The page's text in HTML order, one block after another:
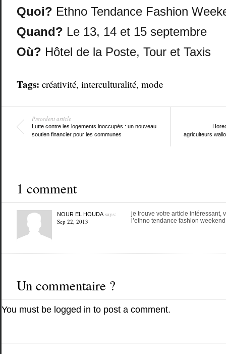
Quoi? Ethno Tendance Fashion
Quand? Le 13, 14 et 15 septembre
Où? Hôtel de la Poste, Tour et Taxis
Tags: créativité, interculturalité, mode
Precedent article
Lutte contre les logements inoccupés : un nouveau
soutien financier pour les communes
agriculteurs
1 comment
NOUR EL HOUDAsays:
Sep 22, 2013
je trouve votre article intéressant,
l’ethno tendance fashion
Un commentaire ?
You must be logged in to post a comment.